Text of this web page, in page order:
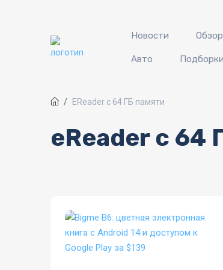
Новости
Авто
EReader с 64 ГБ памяти
eReader с 64